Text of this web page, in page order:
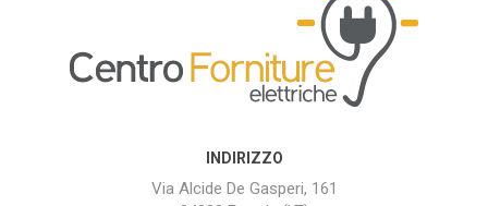
INDIRIZZO
Via Alcide De Gasperi, 161